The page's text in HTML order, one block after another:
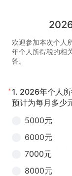
欢迎参加本次个人
年个人所得税的相
答。
* 1. 2026年个人所
预计为每月多少
5000元
6000元
7000元
8000元